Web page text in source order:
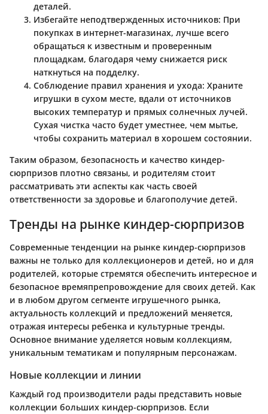
деталей.
Избегайте неподтвержденных источников: При
покупках в интернет-магазинах, лучше всего
обращаться к известным и проверенным
площадкам, благодаря чему снижается риск
наткнуться на подделку.
Соблюдение правил хранения и ухода: Храните
игрушки в сухом месте, вдали от источников
высоких температур и прямых солнечных лучей.
Сухая чистка часто будет уместнее, чем мытье,
чтобы сохранить материал в хорошем состоянии.
Таким образом, безопасность и качество киндер-
сюрпризов плотно связаны, и родителям стоит
рассматривать эти аспекты как часть своей
ответственности за здоровье и благополучие детей.
Тренды на рынке киндер-сюрпризов
Современные тенденции на рынке киндер-сюрпризов
важны не только для коллекционеров и детей, но и для
родителей, которые стремятся обеспечить интересное и
безопасное времяпрепровождение для своих детей. Как
и в любом другом сегменте игрушечного рынка,
актуальность коллекций и предложений меняется,
отражая интересы ребенка и культурные тренды.
Основное внимание уделяется новым коллекциям,
уникальным тематикам и популярным персонажам.
Новые коллекции и линии
Каждый год производители рады представить новые
коллекции больших киндер-сюрпризов. Если